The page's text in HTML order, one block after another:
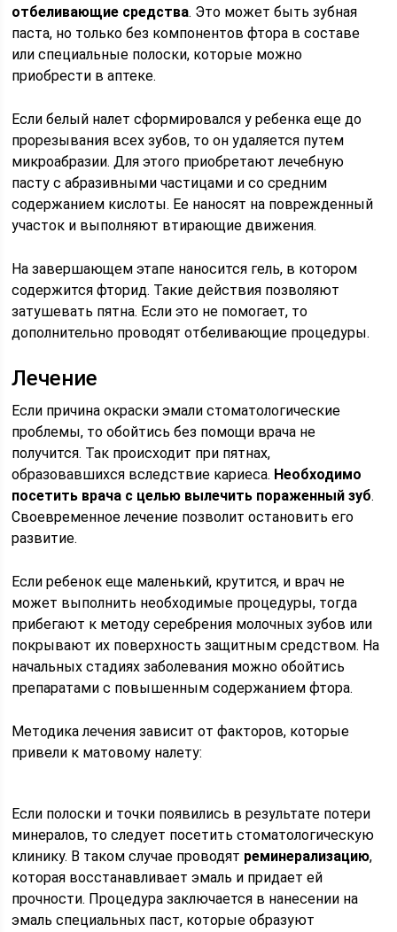
отбеливающие средства. Это может быть зубная
паста, но только без компонентов фтора в составе
или специальные полоски, которые можно
приобрести в аптеке.
Если белый налет сформировался у ребенка еще до
прорезывания всех зубов, то он удаляется путем
микроабразии. Для этого приобретают лечебную
пасту с абразивными частицами и со средним
содержанием кислоты. Ее наносят на поврежденный
участок и выполняют втирающие движения.
На завершающем этапе наносится гель, в котором
содержится фторид. Такие действия позволяют
затушевать пятна. Если это не помогает, то
дополнительно проводят отбеливающие процедуры.
Лечение
Если причина окраски эмали стоматологические
проблемы, то обойтись без помощи врача не
получится. Так происходит при пятнах,
образовавшихся вследствие кариеса. Необходимо
посетить врача с целью вылечить пораженный зуб.
Своевременное лечение позволит остановить его
развитие.
Если ребенок еще маленький, крутится, и врач не
может выполнить необходимые процедуры, тогда
прибегают к методу серебрения молочных зубов или
покрывают их поверхность защитным средством. На
начальных стадиях заболевания можно обойтись
препаратами с повышенным содержанием фтора.
Методика лечения зависит от факторов, которые
привели к матовому налету:
Если полоски и точки появились в результате потери
минералов, то следует посетить стоматологическую
клинику. В таком случае проводят реминерализацию,
которая восстанавливает эмаль и придает ей
прочности. Процедура заключается в нанесении на
эмаль специальных паст, которые образуют